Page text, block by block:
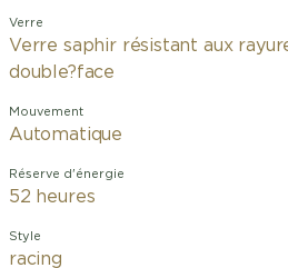
Verre
Verre saphir résistant aux
double?face
Mouvement
Automatique
Réserve d'énergie
52 heures
Style
racing